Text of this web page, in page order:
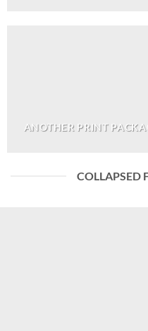
ANOTHER PRINT
COLLAPSED